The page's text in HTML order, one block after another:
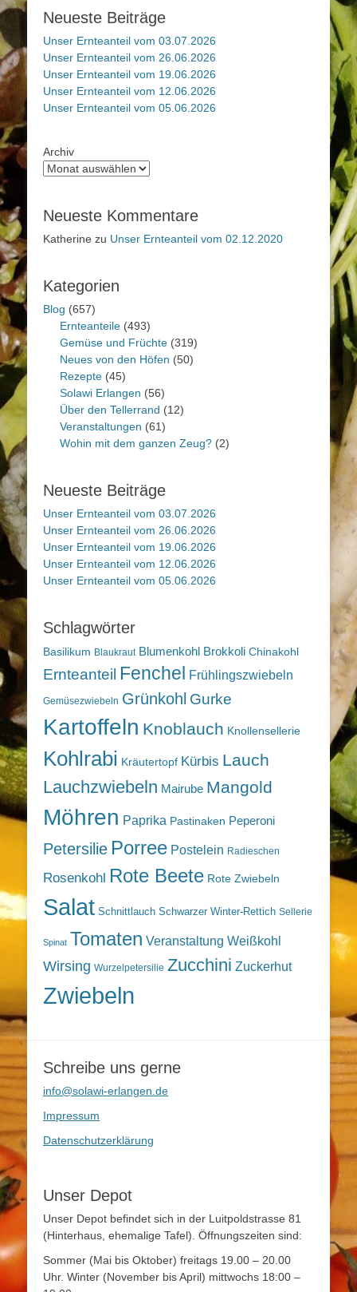
Neueste Beiträge
Unser Ernteanteil vom 03.07.2026
Unser Ernteanteil vom 26.06.2026
Unser Ernteanteil vom 19.06.2026
Unser Ernteanteil vom 12.06.2026
Unser Ernteanteil vom 05.06.2026
Archiv
Neueste Kommentare
Katherine zu Unser Ernteanteil vom 02.12.2020
Kategorien
Blog (657)
Ernteanteile (493)
Gemüse und Früchte (319)
Neues von den Höfen (50)
Rezepte (45)
Solawi Erlangen (56)
Über den Tellerrand (12)
Veranstaltungen (61)
Wohin mit dem ganzen Zeug? (2)
Neueste Beiträge
Unser Ernteanteil vom 03.07.2026
Unser Ernteanteil vom 26.06.2026
Unser Ernteanteil vom 19.06.2026
Unser Ernteanteil vom 12.06.2026
Unser Ernteanteil vom 05.06.2026
Schlagwörter
Basilikum Blaukraut Blumenkohl Brokkoli Chinakohl
Ernteanteil Fenchel Frühlingszwiebeln
Gemüsezwiebeln Grünkohl Gurke
Kartoffeln Knoblauch Knollensellerie
Kohlrabi Kräutertopf Kürbis Lauch
Lauchzwiebeln Mairube Mangold
Möhren Paprika Pastinaken Peperoni
Petersilie Porree Postelein Radieschen
Rosenkohl Rote Beete Rote Zwiebeln
Salat Schnittlauch Schwarzer Winter-Rettich Sellerie
Spinat Tomaten Veranstaltung Weißkohl
Wirsing Wurzelpetersilie Zucchini Zuckerhut
Zwiebeln
Schreibe uns gerne
info@solawi-erlangen.de
Impressum
Datenschutzerklärung
Unser Depot
Unser Depot befindet sich in der Luitpoldstrasse 81
(Hinterhaus, ehemalige Tafel). Öffnungszeiten sind:
Sommer (Mai bis Oktober) freitags 19.00 – 20.00
Uhr. Winter (November bis April) mittwochs 18:00 –